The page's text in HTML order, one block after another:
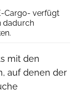
Cargo- verfügt
dadurch
mit den
auf denen der